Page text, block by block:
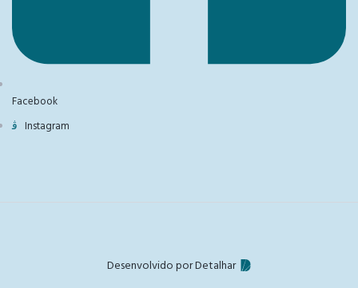
Facebook
Instagram
Desenvolvido por Detalhar